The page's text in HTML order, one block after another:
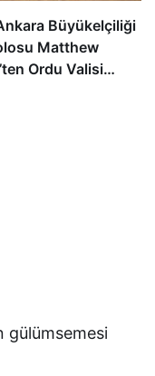
Büyükelçiliği
Matthew
Ordu Valisi
gülümsemesi